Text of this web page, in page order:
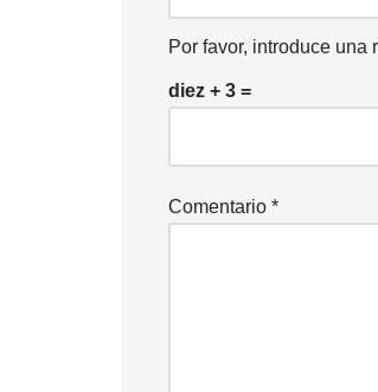
Por favor, introduce una
diez + 3 =
Comentario *